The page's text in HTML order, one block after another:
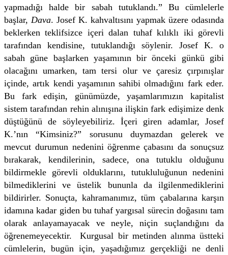
yapmadığı halde bir sabah tutuklandı.” Bu cümlelerle
başlar, Dava. Josef K. kahvaltısını yapmak üzere odasında
beklerken teklifsizce içeri dalan tuhaf kılıklı iki görevli
tarafından kendisine, tutuklandığı söylenir. Josef K. o
sabah güne başlarken yaşamının bir önceki günkü gibi
olacağını umarken, tam tersi olur ve çaresiz çırpınışlar
içinde, artık kendi yaşamının sahibi olmadığını fark eder.
Bu fark edişin, günümüzde, yaşamlarımızın kapitalist
sistem tarafından rehin alınışına ilişkin fark edişimize denk
düştüğünü de söyleyebiliriz. İçeri giren adamlar, Josef
K.’nın “Kimsiniz?” sorusunu duymazdan gelerek ve
mevcut durumun nedenini öğrenme çabasını da sonuçsuz
bırakarak, kendilerinin, sadece, ona tutuklu olduğunu
bildirmekle görevli olduklarını, tutukluluğunun nedenini
bilmediklerini ve üstelik bununla da ilgilenmediklerini
bildirirler. Sonuçta, kahramanımız, tüm çabalarına karşın
idamına kadar giden bu tuhaf yargısal sürecin doğasını tam
olarak anlayamayacak ve neyle, niçin suçlandığını da
öğrenemeyecektir. Kurgusal bir metinden alınma üstteki
cümlelerin, bugün için, yaşadığımız gerçekliği ne denli